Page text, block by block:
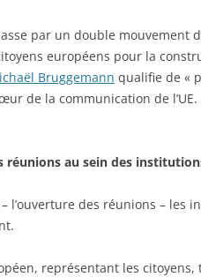
par un double mouvement
européens pour la
Bruggemann qualifie de «
de la communication de l’UE.
au sein des
l’ouverture des réunions – les
représentant les citoyens,